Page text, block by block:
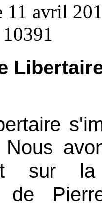
11 avril
sur
de